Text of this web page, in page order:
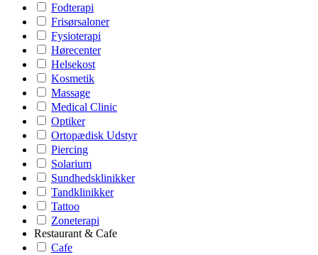
Fodterapi
Frisørsaloner
Fysioterapi
Hørecenter
Helsekost
Kosmetik
Massage
Medical Clinic
Optiker
Ortopædisk Udstyr
Piercing
Solarium
Sundhedsklinikker
Tandklinikker
Tattoo
Zoneterapi
Restaurant & Cafe
Cafe